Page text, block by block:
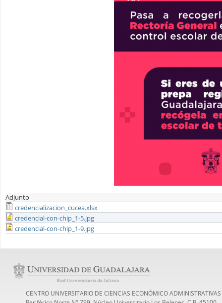
Adjunto
credencializacion_cucea.xlsx
credencial-con-chip_1-5.jpg
credencial-con-chip_1-9.jpg
CENTRO UNIVERSITARIO DE CIENCIAS ECONÓMICO ADMINISTRATIVAS